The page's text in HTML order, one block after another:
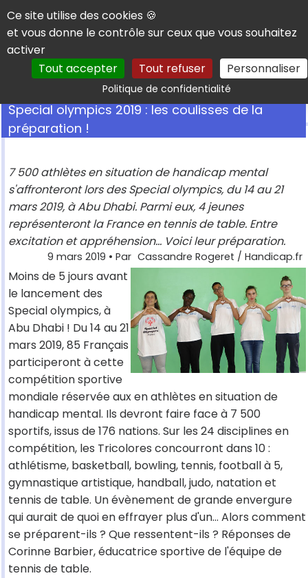
Panneau de gestion des cookies
Ce site utilise des cookies 🍪
et vous donne le contrôle sur ceux que vous souhaitez
activer
Tout accepter
Tout refuser Personnaliser
Politique de confidentialitéRechercher
Special olympics 2019 : les coulisses de la
préparation !
7 500 athlètes en situation de handicap mental
s'affronteront lors des Special olympics, du 14 au 21
mars 2019, à Abu Dhabi. Parmi eux, 4 jeunes
représenteront la France en tennis de table. Entre
excitation et appréhension... Voici leur préparation.
9 mars 2019 • Par Cassandre Rogeret / Handicap.fr
Moins de 5 jours avant
le lancement des
Special olympics, à
Abu Dhabi ! Du 14 au 21
mars 2019, 85 Français
participeront à cette
compétition sportive
mondiale réservée aux en athlètes en situation de
handicap mental. Ils devront faire face à 7 500
sportifs, issus de 176 nations. Sur les 24 disciplines en
compétition, les Tricolores concourront dans 10 :
athlétisme, basketball, bowling, tennis, football à 5,
gymnastique artistique, handball, judo, natation et
tennis de table. Un évènement de grande envergure
qui aurait de quoi en effrayer plus d'un… Alors comment
se préparent-ils ? Que ressentent-ils ? Réponses de
Corinne Barbier, éducatrice sportive de l'équipe de
tennis de table.